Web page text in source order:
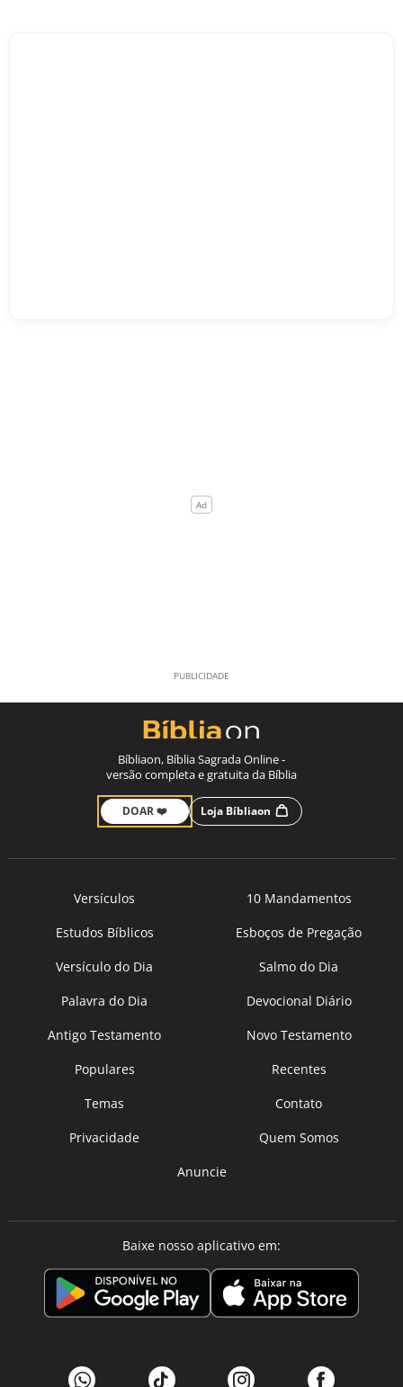
Bíbliaon, Bíblia Sagrada Online -
versão completa e gratuita da Bíblia
DOAR ❤️ Loja Bíbliaon
Versículos
10 Mandamentos
Estudos Bíblicos
Esboços de Pregação
Versículo do Dia
Salmo do Dia
Palavra do Dia
Devocional Diário
Antigo Testamento
Novo Testamento
Populares
Recentes
Temas
Contato
Privacidade
Quem Somos
Anuncie
Baixe nosso aplicativo em: